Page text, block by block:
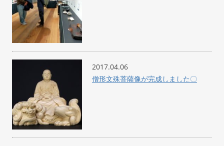
2017.04.06
僧形文殊菩薩像が完成しました〇